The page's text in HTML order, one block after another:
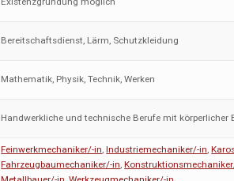
Bereitschaftsdienst, Lärm, Schutzkleidung
Mathematik, Physik, Technik, Werken
Handwerkliche und technische Berufe mit körperlicher
Feinwerkmechaniker/-in,Industriemechaniker/-in,
Fahrzeugbaumechaniker/-in,